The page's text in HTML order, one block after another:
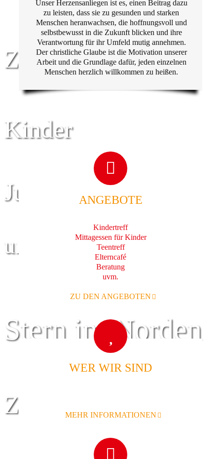
Zentrum für
Kinder
Jugend
und Familie
Stern im Norden
Zentrum für
Unser Herzensanliegen ist es, einen Beitrag dazu
zu leisten, dass sie zu gesunden und starken
Menschen heranwachsen, die hoffnungsvoll und
selbstbewusst in die Zukunft blicken und ihre
Verantwortung für ihr Umfeld mutig annehmen.
Der christliche Glaube ist die Motivation unserer
Arbeit und die Grundlage dafür, jeden einzelnen
Menschen herzlich willkommen zu heißen.
ANGEBOTE
Kindertreff
Mittagessen für Kinder
Teentreff
Elterncafé
Beratung
uvm.
ZU DEN ANGEBOTEN
WER WIR SIND
MEHR INFORMATIONEN